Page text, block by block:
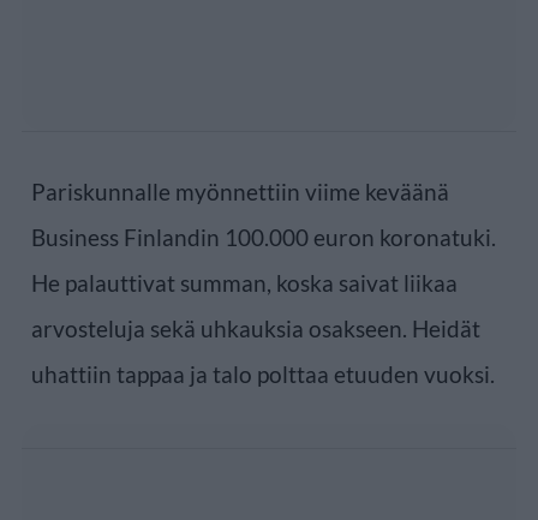
Pariskunnalle myönnettiin viime keväänä
Business Finlandin 100.000 euron koronatuki.
He palauttivat summan, koska saivat liikaa
arvosteluja sekä uhkauksia osakseen. Heidät
uhattiin tappaa ja talo polttaa etuuden vuoksi.